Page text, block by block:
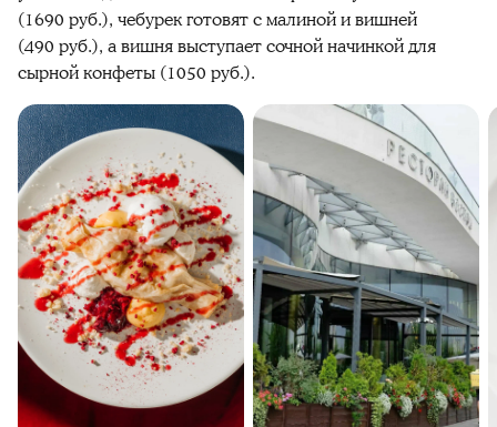
(1690 руб.), чебурек готовят с малиной и вишней
(490 руб.), а вишня выступает сочной начинкой для
сырной конфеты (1050 руб.).